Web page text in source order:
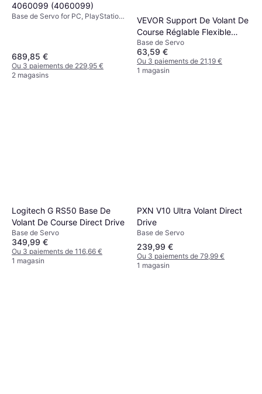
4060099 (4060099)
Base de Servo for PC, PlayStation
689,85 €
Ou 3 paiements de 229,95 €
2 magasins
VEVOR Support De Volant De
Course Réglable Flexible
Logitech G29 G25 G27 G920
Base de Servo
63,59 €
Ou 3 paiements de 21,19 €
1 magasin
Logitech G RS50 Base De
Volant De Course Direct Drive
Base de Servo
349,99 €
Ou 3 paiements de 116,66 €
1 magasin
PXN V10 Ultra Volant Direct
Drive
Base de Servo
239,99 €
Ou 3 paiements de 79,99 €
1 magasin